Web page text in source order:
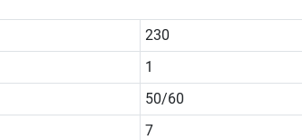
230
1
50/60
7